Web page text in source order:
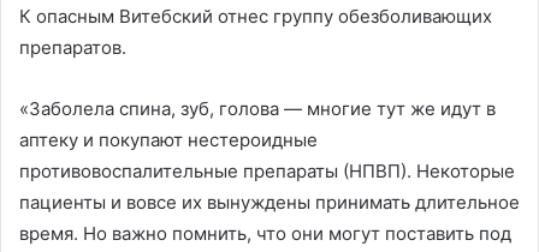
К опасным Витебский отнес группу обезболивающих
препаратов.
«Заболела спина, зуб, голова — многие тут же идут в
аптеку и покупают нестероидные
противовоспалительные препараты (НПВП). Некоторые
пациенты и вовсе их вынуждены принимать длительное
время. Но важно помнить, что они могут поставить под